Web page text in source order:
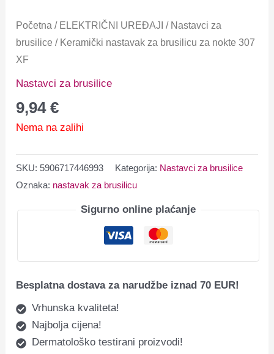
Početna / ELEKTRIČNI UREĐAJI / Nastavci za
brusilice / Keramički nastavak za brusilicu za nokte 307
XF
Nastavci za brusilice
9,94€
Nema na zalihi
SKU: 5906717446993 Kategorija: Nastavci za brusilice
Oznaka: nastavak za brusilicu
Sigurno online plaćanje
Besplatna dostava za narudžbe iznad 70 EUR!
Vrhunska kvaliteta!
Najbolja cijena!
Dermatološko testirani proizvodi!